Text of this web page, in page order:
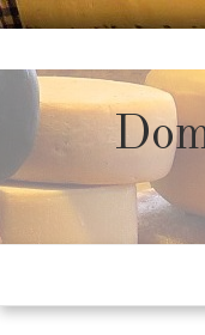
to
content